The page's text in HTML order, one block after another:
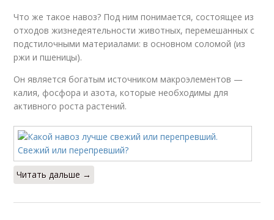
Что же такое навоз? Под ним понимается, состоящее из
отходов жизнедеятельности животных, перемешанных с
подстилочными материалами: в основном соломой (из
ржи и пшеницы).
Он является богатым источником макроэлементов —
калия, фосфора и азота, которые необходимы для
активного роста растений.
Читать дальше →